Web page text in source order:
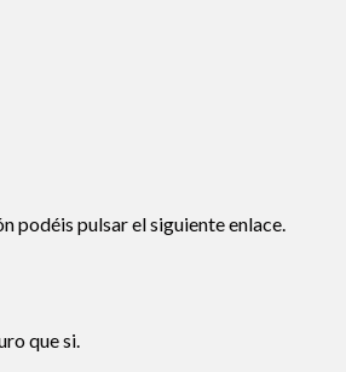
podéis pulsar el siguiente enlace.
que si.